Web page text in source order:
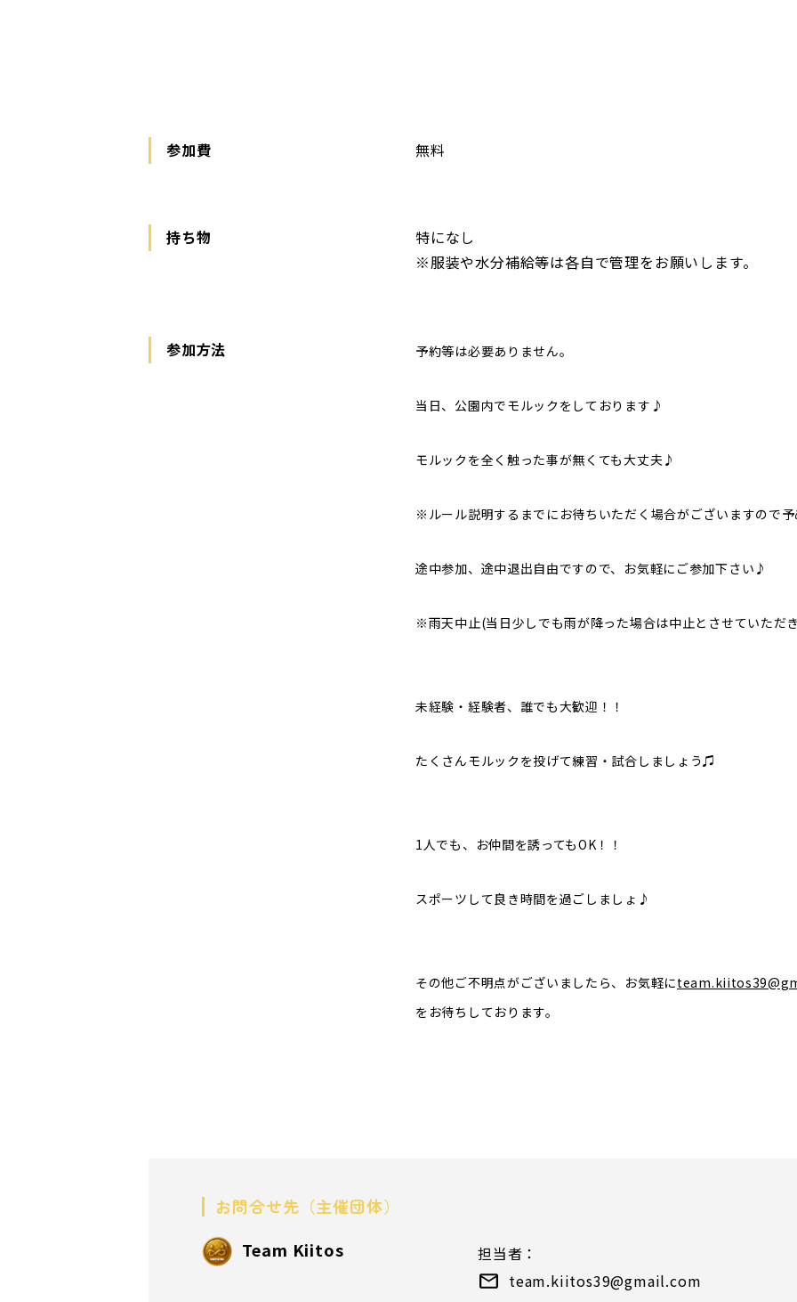
参加費 無料
持ち物
特になし
※服装や水分補給等は各自で管理をお願いします。
参加方法 予約等は必要ありません。
当日、公園内でモルックをしております♪
モルックを全く触った事が無くても大丈夫♪
※ルール説明するまでにお待ちいただく場合がございますので
途中参加、途中退出自由ですので、お気軽にご参加下さい♪
※雨天中止(当日少しでも雨が降った場合は中止とさせていただ
未経験・経験者、誰でも大歓迎！！
たくさんモルックを投げて練習・試合しましょう♫
1人でも、お仲間を誘ってもOK！！
スポーツして良き時間を過ごしましょ♪
その他ご不明点がございましたら、お気軽に
をお待ちしております。
お問合せ先（主催団体）
Team Kiitos
担当者：
team.kiitos39@gmail.com